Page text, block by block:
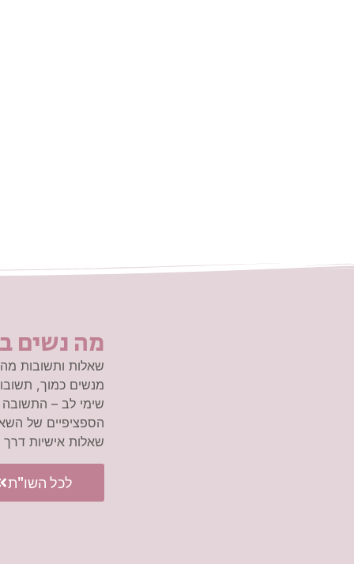
מה נשים
שאלות ותשובות
מנשים כמוך,
שימי לב –
הספציפיים של
שאלות אישיות דרך
לכל השו"ת